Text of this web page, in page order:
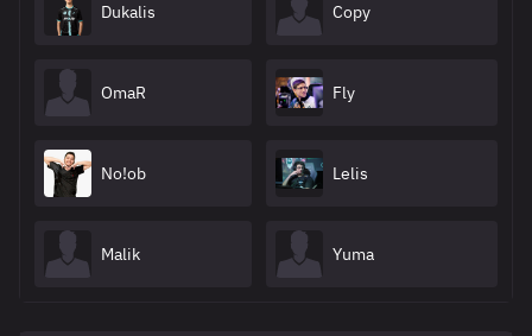
Dukalis
OmaR
No!ob
Malik
Copy
Fly
Lelis
Yuma